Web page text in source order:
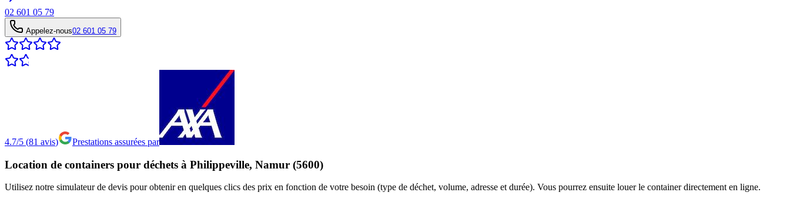
02 601 05 79
Appelez-nous02 601 05 79
4.7/5 (81 avis) Prestations assurées par
Location de containers pour déchets à Philippeville, Namur (5600)
Utilisez notre simulateur de devis pour obtenir en quelques clics des prix en fonction de votre besoin (type de déchet, volume, adresse et durée). Vous pourrez ensuite louer le container directement en ligne.